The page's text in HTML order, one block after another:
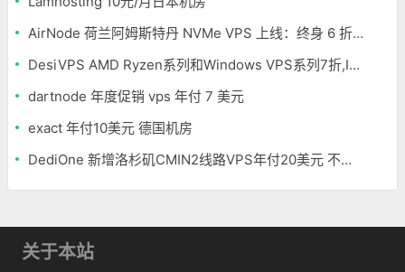
AirNode 荷兰阿姆斯特丹 NVMe VPS 上线：终身 6 折，€1.99/月起，2.5Tbit/s DDoS 防护
DesiVPS AMD Ryzen系列和Windows VPS系列7折,Intel系列年付11.6美元
dartnode 年度促销 vps 年付 7 美元
exact 年付10美元 德国机房
DediOne 新增洛杉矶CMIN2线路VPS年付20美元 不限流量
关于本站